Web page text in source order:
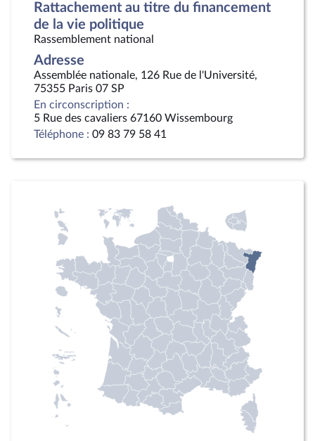
Rattachement au titre du financement
de la vie politique
Rassemblement national
Adresse
Assemblée nationale, 126 Rue de l'Université,
75355 Paris 07 SP
En circonscription :
5 Rue des cavaliers 67160 Wissembourg
Téléphone : 09 83 79 58 41